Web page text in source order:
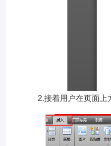
2.接着用户在页面上方